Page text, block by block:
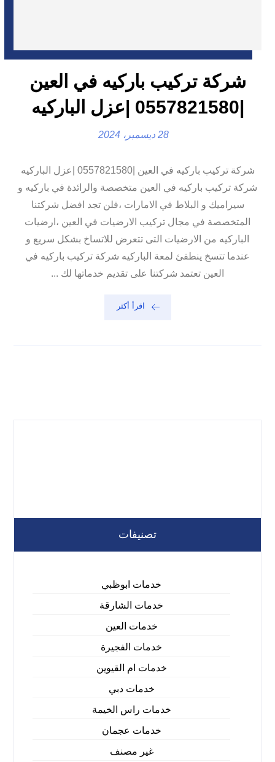
شركة تركيب باركيه في العين
|0557821580 |عزل الباركيه
28 ديسمبر، 2024
شركة تركيب باركيه في العين |0557821580 |عزل الباركيه
شركة تركيب باركيه في العين متخصصة والرائدة في باركيه و
سيراميك و البلاط في الامارات ،فلن تجد افضل شركتنا
المتخصصة في مجال تركيب الارضيات في العين ،ارضيات
الباركيه من الارضيات التى تتعرض للاتساخ بشكل سريع و
عندما تتسخ ينطفئ لمعة الباركيه شركة تركيب باركيه في
العين تعتمد شركتنا على تقديم خدماتها لك ...
اقرأ أكثر
تصنيفات
خدمات ابوظبي
خدمات الشارقة
خدمات العين
خدمات الفجيرة
خدمات ام القيوين
خدمات دبي
خدمات راس الخيمة
خدمات عجمان
غير مصنف